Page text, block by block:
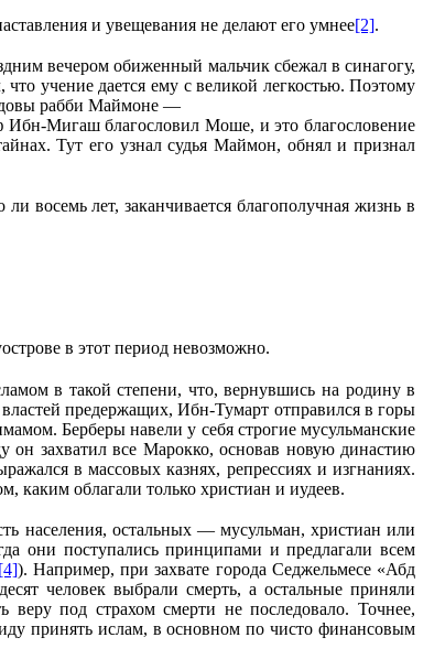
и увещевания не делают его умнее[2].
вечером обиженный мальчик сбежал в синагогу,
учение дается ему с великой легкостью. Поэтому
рабби Маймоне —
Ибн-Мигаш благословил Моше, и это благословение
Тут его узнал судья Маймон, обнял и признал
восемь лет, заканчивается благополучная жизнь в
в этот период невозможно.
в такой степени, что, вернувшись на родину в
предержащих, Ибн-Тумарт отправился в горы
Берберы навели у себя строгие мусульманские
он захватил все Марокко, основав новую династию
в массовых казнях, репрессиях и изгнаниях.
каким облагали только христиан и иудеев.
населения, остальных — мусульман, христиан или
они поступались принципами и предлагали всем
[4]). Например, при захвате города Седжельмесе «Абд
человек выбрали смерть, а остальные приняли
под страхом смерти не последовало. Точнее,
принять ислам, в основном по чисто финансовым